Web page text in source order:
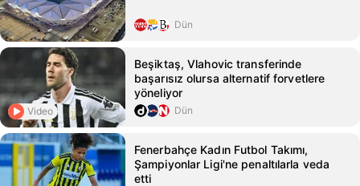
Dün
Video
Beşiktaş, Vlahovic transferinde
başarısız olursa alternatif forvetlere
yöneliyor
Dün
Fenerbahçe Kadın Futbol Takımı,
Şampiyonlar Ligi'ne penaltılarla veda
etti